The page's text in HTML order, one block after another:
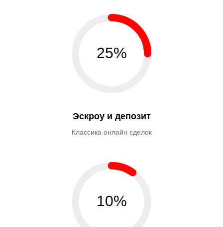
25%
Эскроу и депозит
Классика онлайн сделок
10%